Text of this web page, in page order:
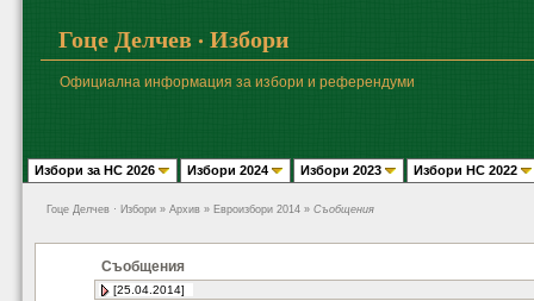
Гоце Делчев · Избори
Официална информация за избори и референдуми
Избори за НС 2026 Избори 2024 Избори 2023 Избори НС 2022
Гоце Делчев · Избори » Архив » Евроизбори 2014 » Съобщения
Съобщения
[25.04.2014]